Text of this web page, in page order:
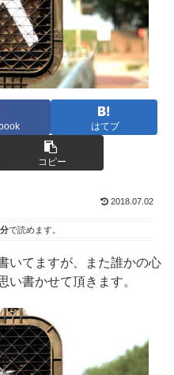
はてブ
コピー
2018.07.02
で読めます。
いてますが、また誰かの心
い書かせて頂きます。